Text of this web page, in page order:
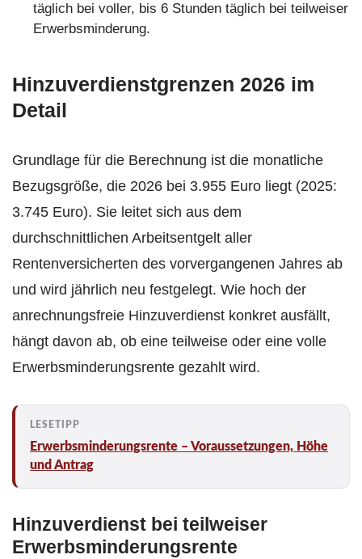
täglich bei voller, bis 6 Stunden täglich bei teilweiser
Erwerbsminderung.
Hinzuverdienstgrenzen 2026 im
Detail
Grundlage für die Berechnung ist die monatliche
Bezugsgröße, die 2026 bei 3.955 Euro liegt (2025:
3.745 Euro). Sie leitet sich aus dem
durchschnittlichen Arbeitsentgelt aller
Rentenversicherten des vorvergangenen Jahres ab
und wird jährlich neu festgelegt. Wie hoch der
anrechnungsfreie Hinzuverdienst konkret ausfällt,
hängt davon ab, ob eine teilweise oder eine volle
Erwerbsminderungsrente gezahlt wird.
Erwerbsminderungsrente – Voraussetzungen, Höhe
und Antrag
Hinzuverdienst bei teilweiser
Erwerbsminderungsrente